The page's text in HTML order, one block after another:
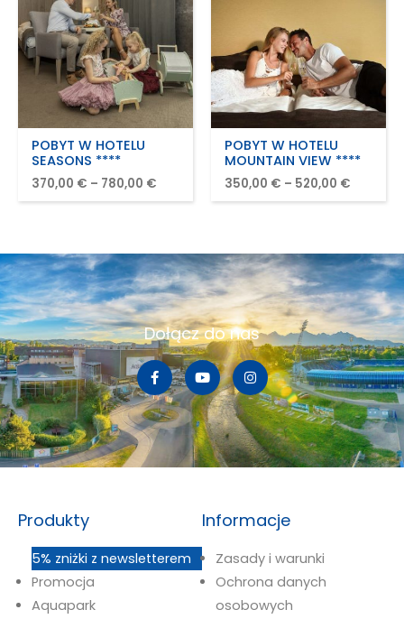
POBYT W HOTELU
SEASONS ****
370,00 € – 780,00 €
POBYT W HOTELU
MOUNTAIN VIEW ****
350,00 € – 520,00 €
Dołącz do nas
Produkty
5% zniżki z newsletterem
Promocja
Aquapark
Informacje
Zasady i warunki
Ochrona danych
osobowych